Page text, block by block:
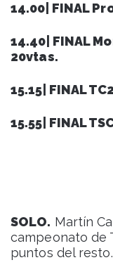
14.00| FINAL
14.40| FINAL
20vtas.
15.15| FINAL
15.55| FINAL
SOLO. Martín
campeonato de
puntos del resto.